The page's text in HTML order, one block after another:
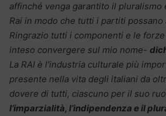
affinché venga garantito il pluralismo
Rai in modo che tutti i partiti possano
Ringrazio tutti i componenti e le
inteso convergere sul mio nome-
La RAI è l’industria culturale più
presente nella vita degli italiani da
dovere di tutti, ciascuno per il suo
l’imparzialità, l’indipendenza e il